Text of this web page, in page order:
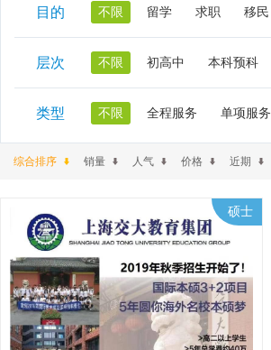
目的 不限 留学 求职 移民
层次 不限 初高中 本科预科
类型 不限 全程服务 单项服务
综合排序 销量 人气 价格 近期
硕士